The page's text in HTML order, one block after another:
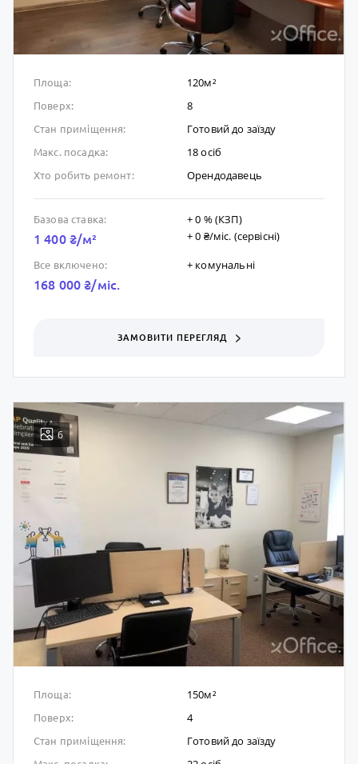
Площа: 120м²
Поверх: 8
Стан приміщення: Готовий до заïзду
Макс. посадка: 18 осіб
Хто робить ремонт: Орендодавець
Базова ставка:
1 400 ₴/м²
+ 0 % (КЗП)
+ 0 ₴/мic. (сервісні)
Все включено:
168 000 ₴/мic.
+ комунальні
ЗАМОВИТИ ПЕРЕГЛЯД
6
Площа: 150м²
Поверх: 4
Стан приміщення: Готовий до заïзду